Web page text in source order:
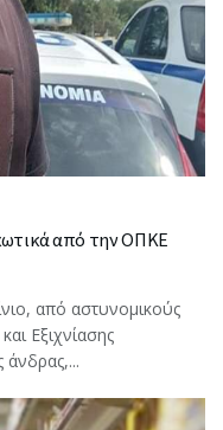
από την ΟΠΚΕ
από αστυνομικούς
Εξιχνίασης
άνδρας,...